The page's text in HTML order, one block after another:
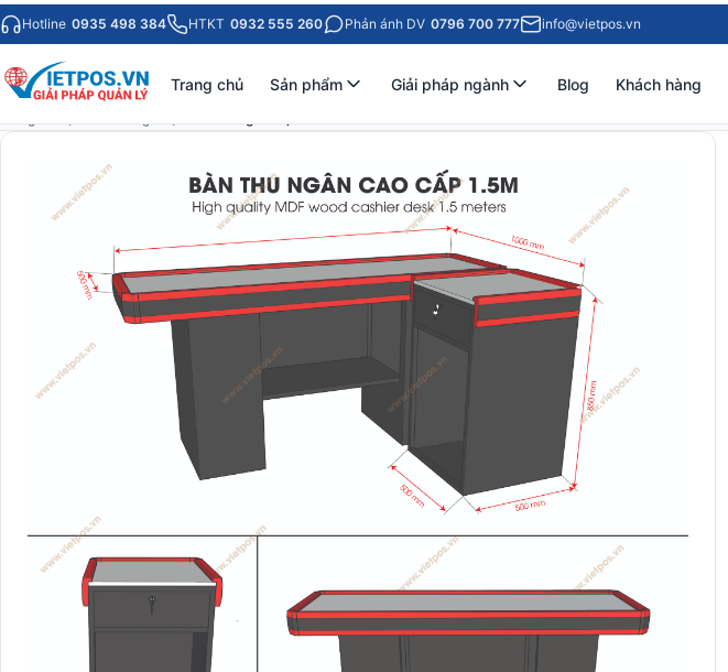
Hotline 0935 498 384 HTKT 0932 555 260 Phản ánh DV 0796 700 777 info@vietpos.vn
Trang chủ Sản phẩm Giải pháp ngành Blog Khách hàng